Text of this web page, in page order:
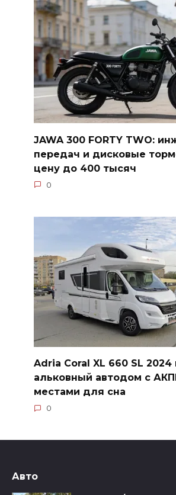
JAWA 300 FORTY TWO:
передач и дисковые
цену до 400 тысяч
0
Adria Coral XL 660 SL 2024
альковный автодом с
местами для сна
0
Авто